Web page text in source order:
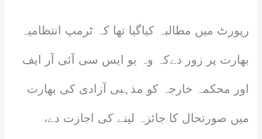
رپورٹ میں مطالبہ کیاگیا تھا کہ ٹرمپ انتظامیہ
بھارت پر زور دےکہ وہ یو ایس سی آئی آر ایف
اور محکمہ خارجہ کو مذہبی آزادی کی بھارت
میں صورتحال کا جائزہ لینے کی اجازت دے،